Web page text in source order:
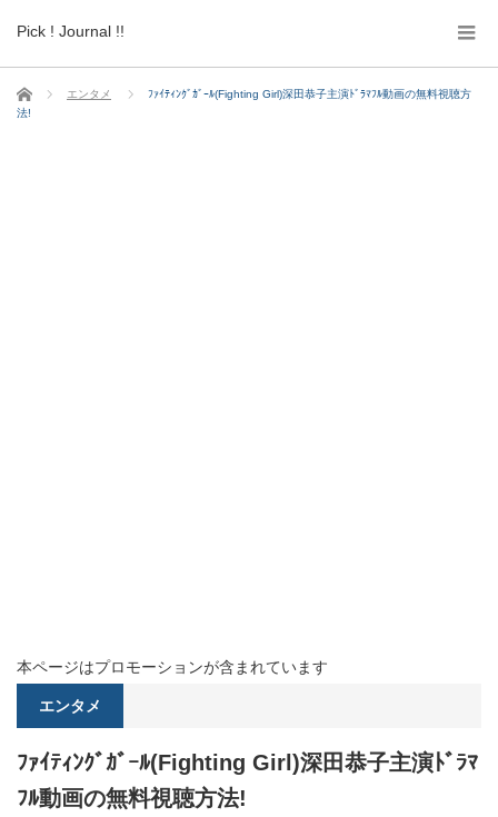
Pick ! Journal !!
ホーム エンタメ
ﾌｧｲﾃｨﾝｸﾞｶﾞｰﾙ(Fighting Girl)深田恭子主演ﾄﾞﾗﾏﾌﾙ動画の無料視聴方
法!
本ページはプロモーションが含まれています
エンタメ
ﾌｧｲﾃｨﾝｸﾞｶﾞｰﾙ(Fighting Girl)深田恭子主演ﾄﾞﾗﾏ
ﾌﾙ動画の無料視聴方法!